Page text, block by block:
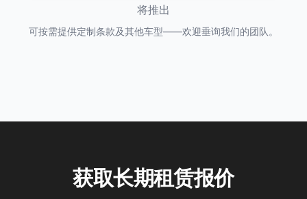
将推出
可按需提供定制条款及其他车型——欢迎垂询我们的团队。
获取长期租赁报价